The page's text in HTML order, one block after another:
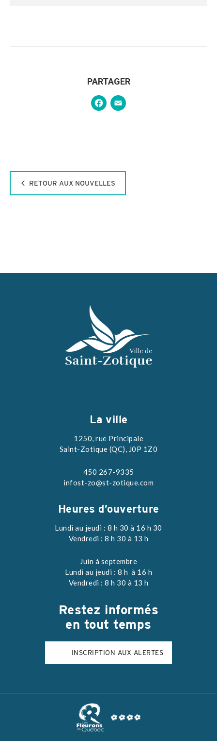
PARTAGER
Facebook
RETOUR AUX NOUVELLES
La ville
1250, rue Principale
Saint-Zotique (QC), J0P 1Z0
450 267-9335
infost-zo@st-zotique.com
Heures d’ouverture
Lundi au jeudi : 8 h 30 à 16 h 30
Vendredi : 8 h 30 à 13 h
Juin à septembre
Lundi au jeudi : 8 h à 16 h
Vendredi : 8 h 30 à 13 h
Restez informés
en tout temps
INSCRIPTION AUX ALERTES